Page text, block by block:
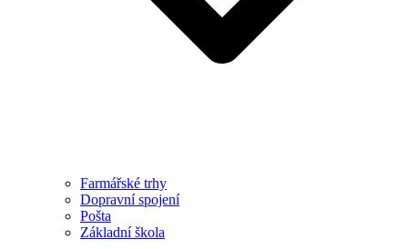
Farmářské trhy
Dopravní spojení
Pošta
Základní škola